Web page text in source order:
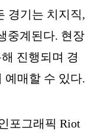
경기는 치지직,
중계된다. 현장
진행되며 경
예매할 수 있다.
포그래픽 Riot